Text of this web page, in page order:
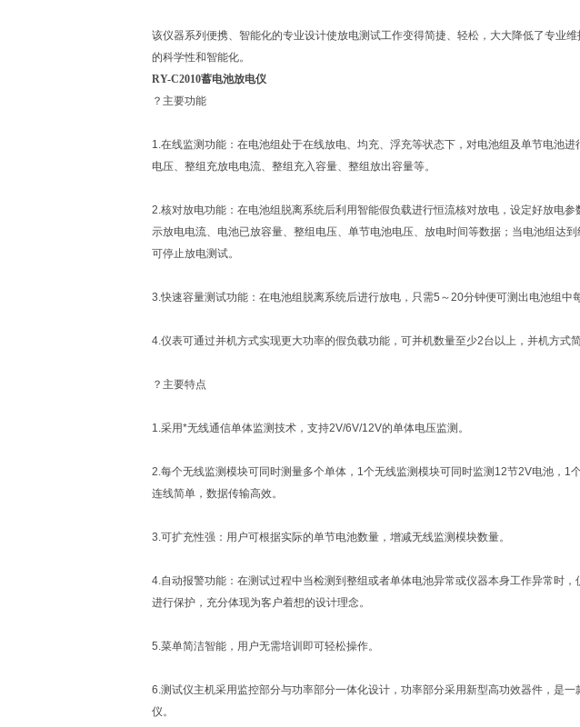
该仪器系列便携、智能化的专业设计使放电测试工作变得简捷、轻松，大大降低了专业
的科学性和智能化。
RY-C2010蓄电池放电仪
？主要功能
1.在线监测功能：在电池组处于在线放电、均充、浮充等状态下，对电池组及单节电池
电压、整组充放电电流、整组充入容量、整组放出容量等。
2.核对放电功能：在电池组脱离系统后利用智能假负载进行恒流核对放电，设定好放电
示放电电流、电池已放容量、整组电压、单节电池电压、放电时间等数据；当电池组达
可停止放电测试。
3.快速容量测试功能：在电池组脱离系统后进行放电，只需5～20分钟便可测出电池组中
4.仪表可通过并机方式实现更大功率的假负载功能，可并机数量至少2台以上，并机方式
？主要特点
1.采用*无线通信单体监测技术，支持2V/6V/12V的单体电压监测。
2.每个无线监测模块可同时测量多个单体，1个无线监测模块可同时监测12节2V电池，1
连线简单，数据传输高效。
3.可扩充性强：用户可根据实际的单节电池数量，增减无线监测模块数量。
4.自动报警功能：在测试过程中当检测到整组或者单体电池异常或仪器本身工作异常时
进行保护，充分体现为客户着想的设计理念。
5.菜单简洁智能，用户无需培训即可轻松操作。
6.测试仪主机采用监控部分与功率部分一体化设计，功率部分采用新型高功效器件，是
仪。